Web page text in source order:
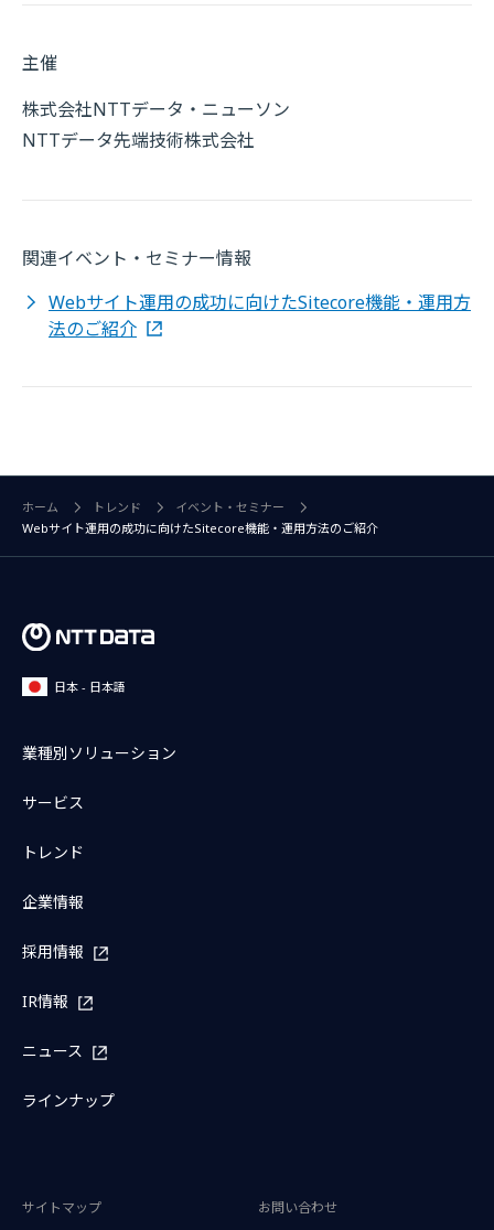
主催
株式会社NTTデータ・ニューソン
NTTデータ先端技術株式会社
関連イベント・セミナー情報
Webサイト運用の成功に向けたSitecore機能・運用方
法のご紹介
ホーム トレンド
イベント・セミナー
Webサイト運用の成功に向けたSitecore機能・運用方法のご紹介
日本 - 日本語
業種別ソリューション
サービス
トレンド
企業情報
採用情報
IR情報
ニュース
ラインナップ
サイトマップ お問い合わせ